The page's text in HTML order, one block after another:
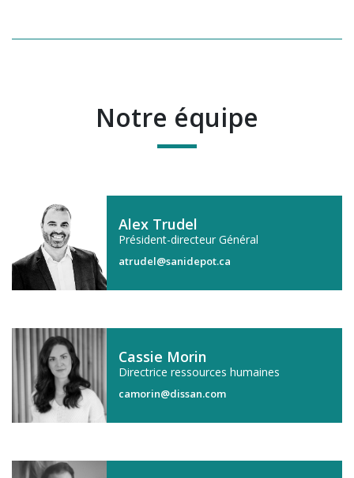
Notre équipe
Alex Trudel
Président-directeur Général
atrudel@sanidepot.ca
Cassie Morin
Directrice ressources humaines
camorin@dissan.com